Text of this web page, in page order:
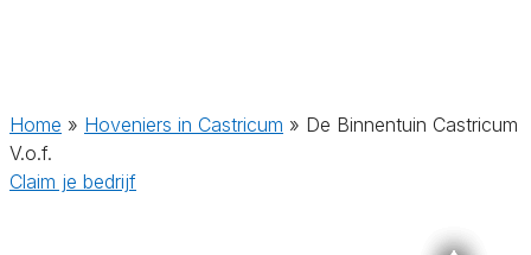
Home » Hoveniers in Castricum » De Binnentuin Castricum
V.o.f.
Claim je bedrijf